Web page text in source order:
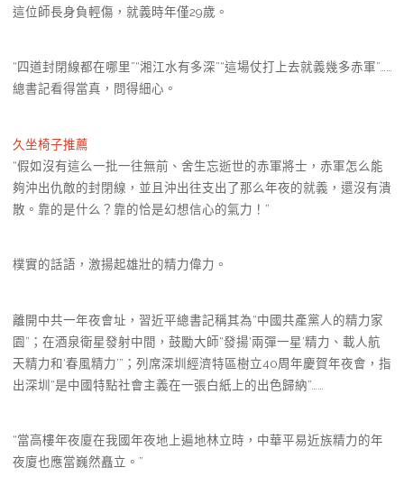
這位師長身負輕傷，就義時年僅29歲。
“四道封閉線都在哪里”“湘江水有多深”“這場仗打上去就義幾多赤軍”……
總書記看得當真，問得細心。
久坐椅子推薦
“假如沒有這么一批一往無前、舍生忘逝世的赤軍將士，赤軍怎么能
夠沖出仇敵的封閉線，並且沖出往支出了那么年夜的就義，還沒有潰
散。靠的是什么？靠的恰是幻想信心的氣力！”
樸實的話語，激揚起雄壯的精力偉力。
離開中共一年夜會址，習近平總書記稱其為“中國共產黨人的精力家
園”；在酒泉衛星發射中間，鼓勵大師“發揚‘兩彈一星’精力、載人航
天精力和‘春風精力’”；列席深圳經濟特區樹立40周年慶賀年夜會，指
出深圳“是中國特點社會主義在一張白紙上的出色歸納”……
“當高樓年夜廈在我國年夜地上遍地林立時，中華平易近族精力的年
夜廈也應當巍然矗立。”